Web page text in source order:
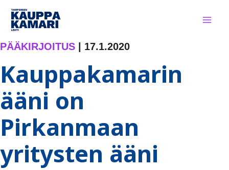
Siirry
sisältöön
PÄÄKIRJOITUS 17.1.2020
Kauppakamarin
ääni on
Pirkanmaan
yritysten ääni